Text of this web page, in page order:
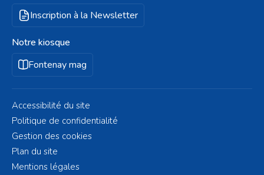
Inscription à la Newsletter
Notre kiosque
Fontenay mag
Mentions légales
Accessibilité du site
Politique de confidentialité
Gestion des cookies
Plan du site